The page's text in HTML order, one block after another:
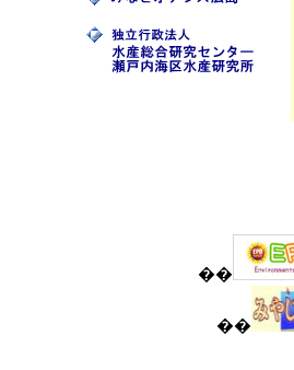
��
��